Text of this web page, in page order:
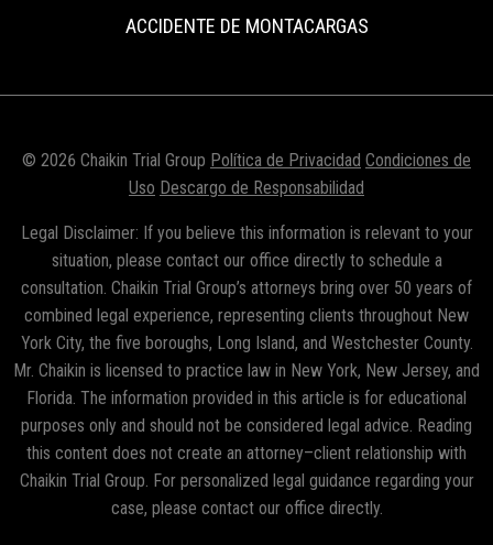
ACCIDENTE DE MONTACARGAS
© 2026 Chaikin Trial Group Política de Privacidad Condiciones de
Uso Descargo de Responsabilidad
Legal Disclaimer: If you believe this information is relevant to your
situation, please contact our office directly to schedule a
consultation. Chaikin Trial Group’s attorneys bring over 50 years of
combined legal experience, representing clients throughout New
York City, the five boroughs, Long Island, and Westchester County.
Mr. Chaikin is licensed to practice law in New York, New Jersey, and
Florida. The information provided in this article is for educational
purposes only and should not be considered legal advice. Reading
this content does not create an attorney–client relationship with
Chaikin Trial Group. For personalized legal guidance regarding your
case, please contact our office directly.